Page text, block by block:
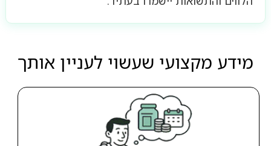
מידע מקצועי שעשוי לעניין אותך